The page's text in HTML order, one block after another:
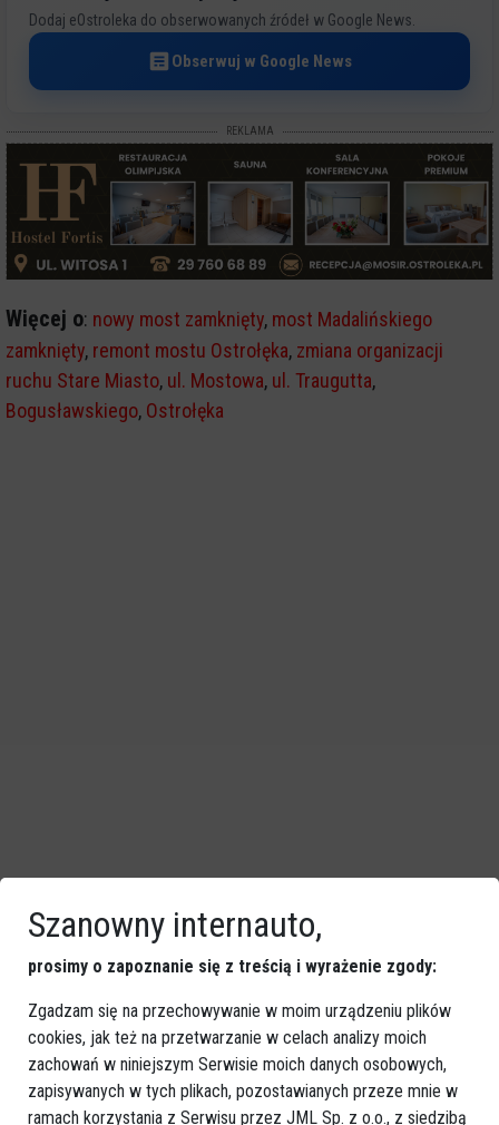
Dodaj eOstroleka do obserwowanych źródeł w Google News.
Obserwuj w Google News
REKLAMA
Więcej o: nowy most zamknięty, most Madalińskiego
zamknięty, remont mostu Ostrołęka, zmiana organizacji
ruchu Stare Miasto, ul. Mostowa, ul. Traugutta,
Bogusławskiego, Ostrołęka
Szanowny internauto,
prosimy o zapoznanie się z treścią i wyrażenie zgody:
Zgadzam się na przechowywanie w moim urządzeniu plików
cookies, jak też na przetwarzanie w celach analizy moich
zachowań w niniejszym Serwisie moich danych osobowych,
zapisywanych w tych plikach, pozostawianych przeze mnie w
ramach korzystania z Serwisu przez JML Sp. z o.o., z siedzibą